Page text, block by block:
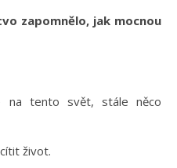
zapomnělo, jak mocnou
na tento svět, stále něco
život.